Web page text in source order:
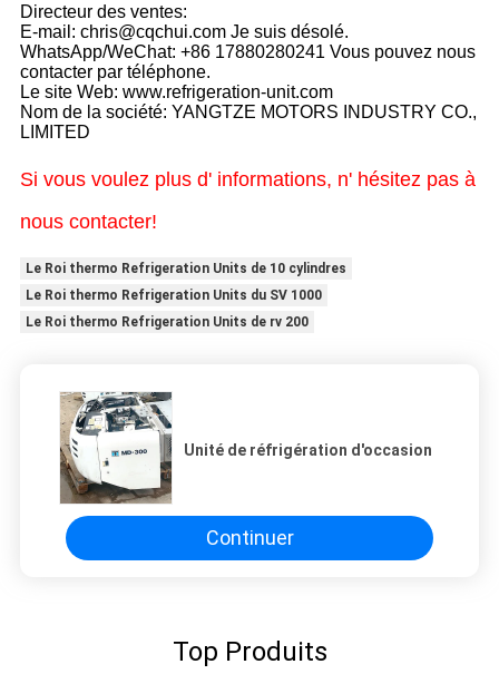
Directeur des ventes:
E-mail: chris@cqchui.com Je suis désolé.
WhatsApp/WeChat: +86 17880280241 Vous pouvez nous
contacter par téléphone.
Le site Web: www.refrigeration-unit.com
Nom de la société: YANGTZE MOTORS INDUSTRY CO.,
LIMITED
Si vous voulez plus d' informations, n' hésitez pas à
nous contacter!
Le Roi thermo Refrigeration Units de 10 cylindres
Le Roi thermo Refrigeration Units du SV 1000
Le Roi thermo Refrigeration Units de rv 200
Unité de réfrigération d'occasion
Continuer
Top Produits